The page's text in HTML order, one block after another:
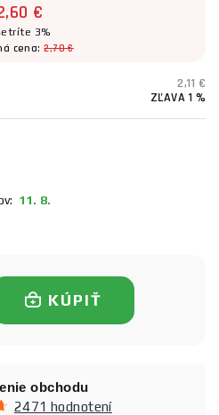
€
3%
cena:2,70 €
2,11 €
ZĽAVA 1 %
11. 8.
KÚPIŤ
obchodu
2471 hodnotení